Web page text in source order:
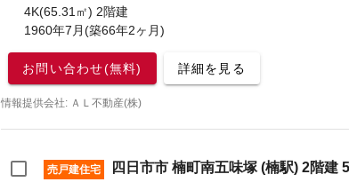
4K(65.31㎡) 2階建
1960年7月(築66年2ヶ月)
お問い合わせ(無料) 詳細を見る
情報提供会社: ＡＬ不動産(株)
売戸建住宅 四日市市 楠町南五味塚 (楠駅) 2階建